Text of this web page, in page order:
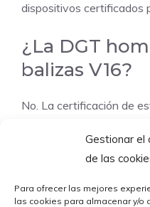
Gestionar el
de las
Para ofrecer las mejores
las cookies para almacenar y/o
dispositivos certificados
¿La DGT
balizas V16?
No. La certificación de
de los requisitos
oficial de los modelos
utilizarse conforme a la